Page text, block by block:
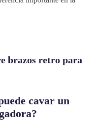
brazos retro para
cavar un